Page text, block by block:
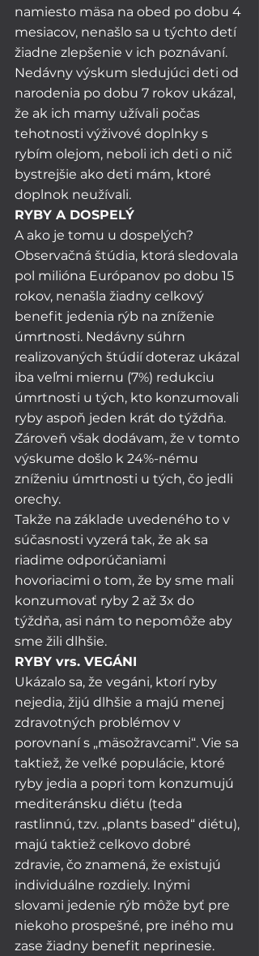
namiesto mäsa na obed po dobu 4
mesiacov, nenašlo sa u týchto detí
žiadne zlepšenie v ich poznávaní.
Nedávny výskum sledujúci deti od
narodenia po dobu 7 rokov ukázal,
že ak ich mamy užívali počas
tehotnosti výživové doplnky s
rybím olejom, neboli ich deti o nič
bystrejšie ako deti mám, ktoré
doplnok neužívali.
RYBY A DOSPELÝ
A ako je tomu u dospelých?
Observačná štúdia, ktorá sledovala
pol milióna Európanov po dobu 15
rokov, nenašla žiadny celkový
benefit jedenia rýb na zníženie
úmrtnosti. Nedávny súhrn
realizovaných štúdií doteraz ukázal
iba veľmi miernu (7%) redukciu
úmrtnosti u tých, kto konzumovali
ryby aspoň jeden krát do týždňa.
Zároveň však dodávam, že v tomto
výskume došlo k 24%-nému
zníženiu úmrtnosti u tých, čo jedli
orechy.
Takže na základe uvedeného to v
súčasnosti vyzerá tak, že ak sa
riadime odporúčaniami
hovoriacimi o tom, že by sme mali
konzumovať ryby 2 až 3x do
týždňa, asi nám to nepomôže aby
sme žili dlhšie.
RYBY vrs. VEGÁNI
Ukázalo sa, že vegáni, ktorí ryby
nejedia, žijú dlhšie a majú menej
zdravotných problémov v
porovnaní s „mäsožravcami“. Vie sa
taktiež, že veľké populácie, ktoré
ryby jedia a popri tom konzumujú
mediteránsku diétu (teda
rastlinnú, tzv. „plants based“ diétu),
majú taktiež celkovo dobré
zdravie, čo znamená, že existujú
individuálne rozdiely. Inými
slovami jedenie rýb môže byť pre
niekoho prospešné, pre iného mu
zase žiadny benefit neprinesie.